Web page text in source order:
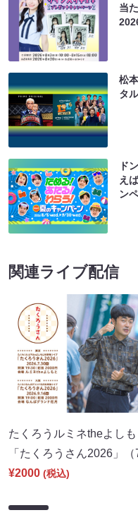
当
松
タ
ド
え
ン
関連ライブ配信
たくろうルミネtheよし
「たくろうさん2026」
¥2000 (税込)